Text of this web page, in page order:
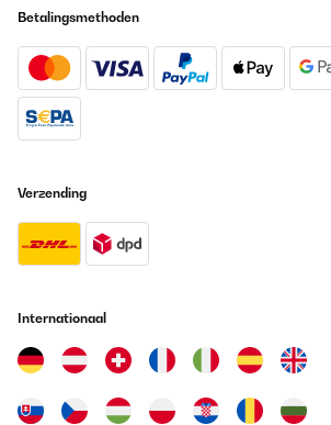
Betalingsmethoden
Verzending
Internationaal